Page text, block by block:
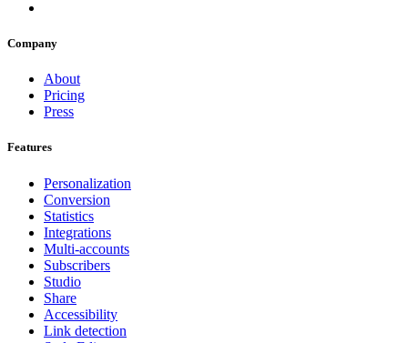
Company
About
Pricing
Press
Features
Personalization
Conversion
Statistics
Integrations
Multi-accounts
Subscribers
Studio
Share
Accessibility
Link detection